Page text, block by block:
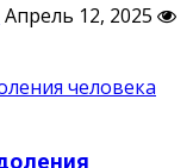
Апрель 12, 2025